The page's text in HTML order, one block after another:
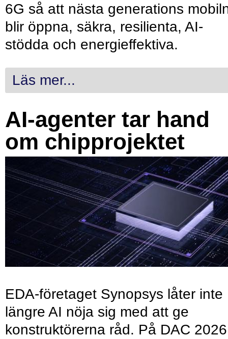
6G så att nästa generations
blir öppna, säkra, resilienta, AI-
stödda och energieffektiva.
Läs mer...
AI-agenter tar hand
om chipprojektet
EDA-företaget Synopsys låter inte
längre AI nöja sig med att ge
konstruktörerna råd. På DAC 2026